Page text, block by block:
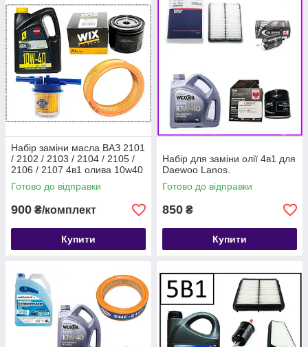
Набір заміни масла ВАЗ 2101
/ 2102 / 2103 / 2104 / 2105 /
2106 / 2107 4в1 олива 10w40
S-Power + 3 фільтри
Готово до відправки
900 ₴/комплект
Купити
Набір для заміни олії 4в1 для
Daewoo Lanos.
Готово до відправки
850 ₴
Купити